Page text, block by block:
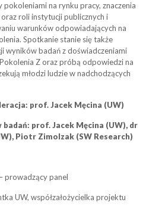
na rynku pracy, znaczenia
roli instytucji publicznych i
warunków odpowiadających na
Spotkanie stanie się także
wyników badań z doświadczeniami
Z oraz próbą odpowiedzi na
młodzi ludzie w nadchodzących
prof. Jacek Męcina (UW)
prof. Jacek Męcina (UW), dr
Piotr Zimolzak (SW Research)
prowadzący panel
UW, współzałożycielka projektu